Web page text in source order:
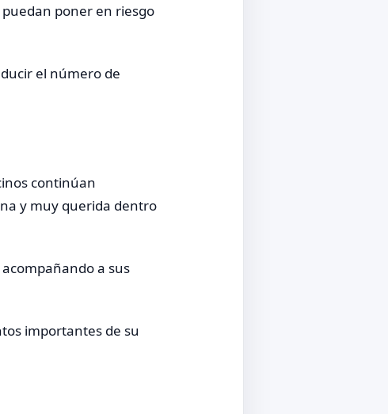
poner en riesgo
el número de
continúan
y muy querida dentro
a sus
importantes de su